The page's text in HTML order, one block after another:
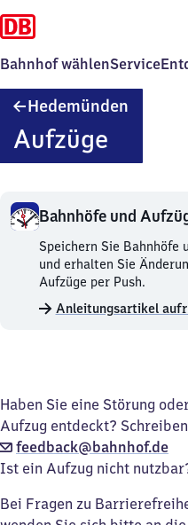
Bahnhof wählenService
Hedemünden
Aufzüge
Bahnhöfe und
Bahnhöfe
und
Aufzüge
merken.
Speichern Sie Bahnhöfe
und erhalten Sie
Aufzüge per Push.
Anleitungsartikel
Haben Sie eine Störung
Aufzug entdeckt?
feedback@bahnhof.de
Ist ein Aufzug nicht
Bei Fragen zu